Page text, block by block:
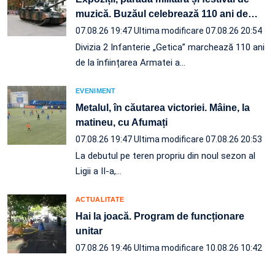
muzică. Buzăul celebrează 110 ani de…
07.08.26 19:47Ultima modificare 07.08.26 20:54
Divizia 2 Infanterie „Getica” marchează 110 ani
de la înființarea Armatei a…
EVENIMENT
Metalul, în căutarea victoriei. Mâine, la
matineu, cu Afumați
07.08.26 19:47Ultima modificare 07.08.26 20:53
La debutul pe teren propriu din noul sezon al
Ligii a II-a,…
ACTUALITATE
Hai la joacă. Program de funcționare
unitar
07.08.26 19:46 Ultima modificare 10.08.26 10:42